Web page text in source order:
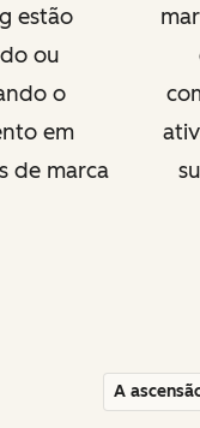
estão
ou
o
em
de marca
A